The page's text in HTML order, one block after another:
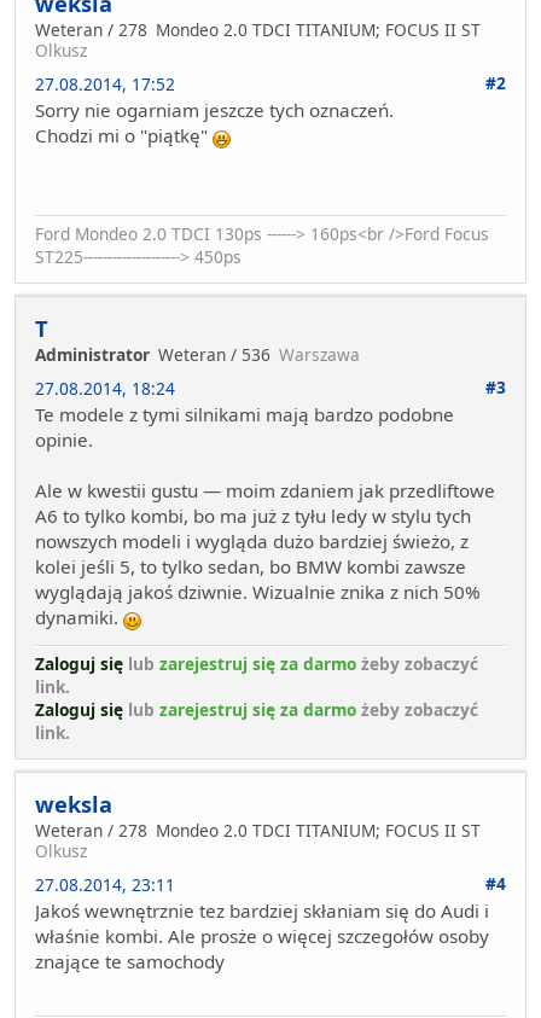
Weteran / 278 Mondeo 2.0 TDCI TITANIUM; FOCUS II ST
Olkusz
27.08.2014, 17:52
#2
Sorry nie ogarniam jeszcze tych oznaczeń.
Chodzi mi o "piątkę"
Ford Mondeo 2.0 TDCI 130ps ------> 160ps<br />Ford Focus
ST225--------------------> 450ps
T
Administrator Weteran / 536 Warszawa
27.08.2014, 18:24
#3
Te modele z tymi silnikami mają bardzo podobne
opinie.
Ale w kwestii gustu — moim zdaniem jak przedliftowe
A6 to tylko kombi, bo ma już z tyłu ledy w stylu tych
nowszych modeli i wygląda dużo bardziej świeżo, z
kolei jeśli 5, to tylko sedan, bo BMW kombi zawsze
wyglądają jakoś dziwnie. Wizualnie znika z nich 50%
dynamiki.
Zaloguj się lub zarejestruj się za darmo żeby zobaczyć
link.
Zaloguj się lub zarejestruj się za darmo żeby zobaczyć
link.
weksla
Weteran / 278 Mondeo 2.0 TDCI TITANIUM; FOCUS II ST
Olkusz
27.08.2014, 23:11
#4
Jakoś wewnętrznie tez bardziej skłaniam się do Audi i
właśnie kombi. Ale prosże o więcej szczegołów osoby
znające te samochody